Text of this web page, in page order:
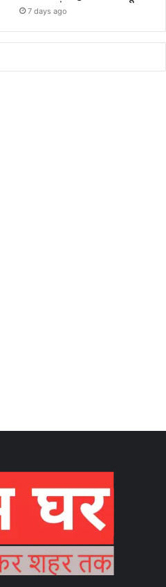
7 days ago